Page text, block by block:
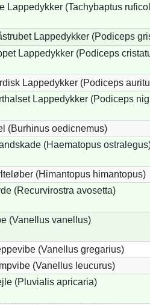
Lappedykker (Tachybaptus
Lappedykker (Podiceps
Lappedykker (Podiceps
Lappedykker (Podiceps
Lappedykker (Podiceps
(Burhinus oedicnemus)
(Haematopus
(Himantopus himantopus)
(Recurvirostra avosetta)
(Vanellus vanellus)
(Vanellus gregarius)
(Vanellus leucurus)
(Pluvialis apricaria)